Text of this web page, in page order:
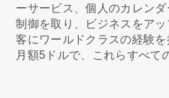
ーサービス、個人のカレンダ
制御を取り、ビジネスをア
客にワールドクラスの経験を
月額5ドルで、これらすべて